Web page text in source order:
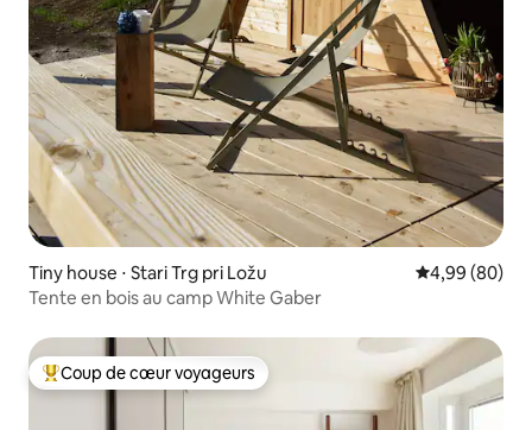
Tiny house ⋅ Stari Trg pri Ložu Évaluation
4,99 (80)
Tente en bois au camp White Gaber
Coups de cœur voyageurs les plus appréciés
Coup de cœur voyageurs